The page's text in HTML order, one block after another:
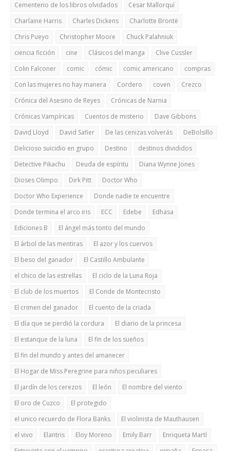
Cementerio de los libros olvidados
Cesar Mallorquí
Charlaine Harris
Charles Dickens
Charlotte Brontë
Chris Pueyo
Christopher Moore
Chuck Palahniuk
ciencia ficción
cine Clásicos del manga
Clive Cussler
Colin Falconer
comic cómic comic americano
compras
Con las mujeres no hay manera
Cordero coven
Crezco
Crónica del Asesino de Reyes
Crónicas de Narnia
Crónicas Vampíricas
Cuentos de misterio
Dave Gibbons
David Lloyd
David Safier De las cenizas volverás
DeBolsillo
Delicioso suicidio en grupo
Destino
destinos divididos
Detective Pikachu
Deuda de espíritu
Diana Wynne Jones
Dioses Olimpo
Dirk Pitt
Doctor Who
Doctor Who Experience
Donde nadie te encuentre
Donde termina el arco iris
ECC Edebe
Edhasa
Ediciones B
El ángel más tonto del mundo
El árbol de las mentiras
El azor y los cuervos
El beso del ganador
El Castillo Ambulante
el chico de las estrellas
El ciclo de la Luna Roja
El club de los muertos
El Conde de Montecristo
El crimen del ganador
El cuento de la criada
El día que se perdió la cordura
El diario de la princesa
El estanque de la luna
El fin de los sueños
El fin del mundo y antes del amanecer
El Hogar de Miss Peregrine para niños peculiares
El jardín de los cerezos
El león
El nombre del viento
El oro de Cuzco
El protegido
el unico recuerdo de Flora Banks
El violinista de Mauthausen
el vivo
Elantris Eloy Moreno Emily Barr
Enriqueta Martí